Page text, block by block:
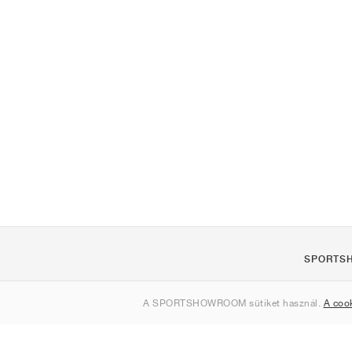
A SPORTSHOWROOM sütiket használ. A
Kapcsolat